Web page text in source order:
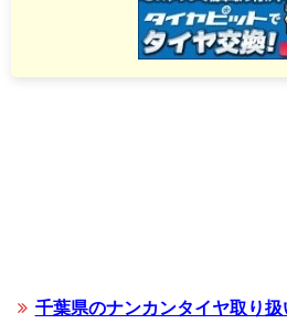
千葉県のナンカンタイヤ取り